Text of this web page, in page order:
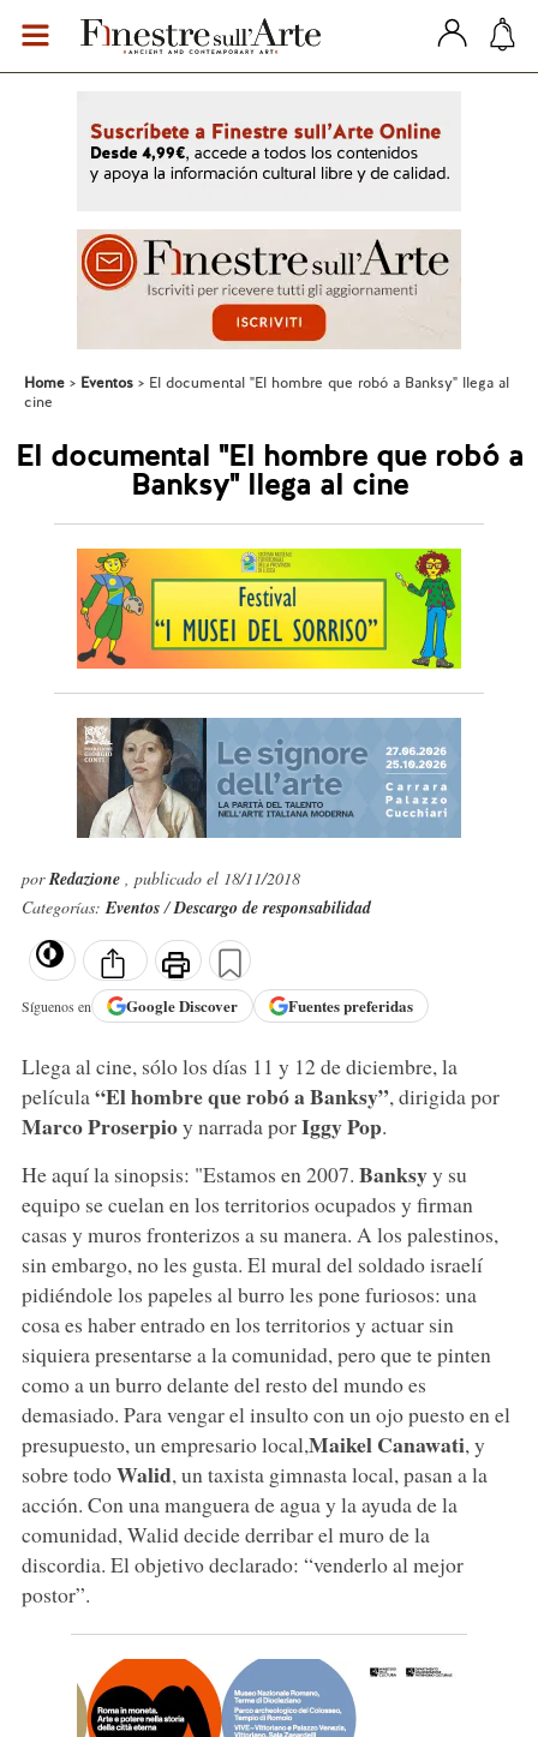
Home Eventos
El documental "El hombre que robó a Banksy" llega al
cine
El documental "El hombre que robó a
Banksy" llega al cine
porRedazione , publicado el 18/11/2018
Categorías:Eventos/Descargo de responsabilidad
Síguenos en GoogleDiscover Fuentes preferidas
Llega al cine, sólo los días 11 y 12 de diciembre, la
película “El hombre que robó a Banksy”, dirigida por
Marco Proserpioy narrada porIggy Pop.
He aquí la sinopsis: "Estamos en 2007. Banksyy su
equipo se cuelan en los territorios ocupados y firman
casas y muros fronterizos a su manera. A los palestinos,
sin embargo, no les gusta. El mural del soldado israelí
pidiéndole los papeles al burro les pone furiosos: una
cosa es haber entrado en los territorios y actuar sin
siquiera presentarse a la comunidad, pero que te pinten
como a un burro delante del resto del mundo es
demasiado. Para vengar el insulto con un ojo puesto en el
presupuesto, un empresario local,Maikel Canawati, y
sobre todoWalid, un taxista gimnasta local, pasan a la
acción. Con una manguera de agua y la ayuda de la
comunidad, Walid decide derribar el muro de la
discordia. El objetivo declarado: “venderlo al mejor
postor”.